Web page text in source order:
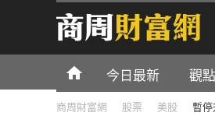
今日最新 觀
商周財富網 股票 美股 暫停